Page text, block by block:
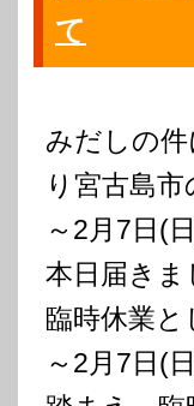
て
みだしの
り宮古島
～2月7日(
本日届き
臨時休業
～2月7日(